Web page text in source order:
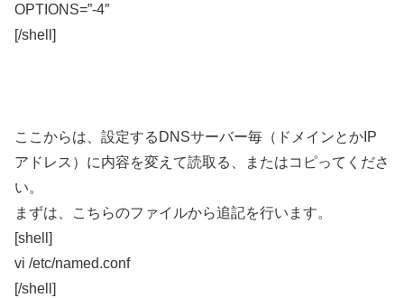
OPTIONS=”-4″
[/shell]
ここからは、設定するDNSサーバー毎（ドメインとかIP
アドレス）に内容を変えて読取る、またはコピってくださ
い。
まずは、こちらのファイルから追記を行います。
[shell]
vi /etc/named.conf
[/shell]